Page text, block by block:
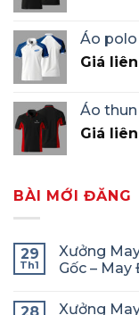
Áo
Giá
Áo
Giá
BÀI MỚI ĐĂNG
29
Th1
Xưởng
Gốc –
Xưởng